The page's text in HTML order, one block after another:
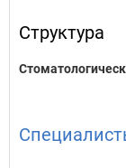
Структура